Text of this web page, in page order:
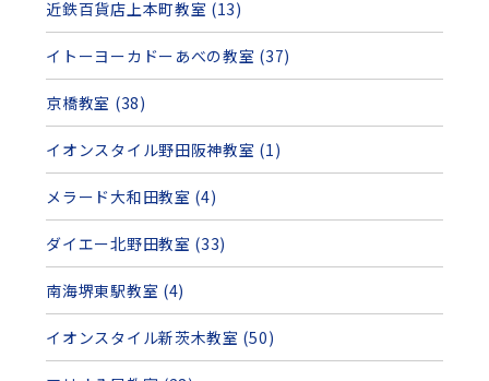
近鉄百貨店上本町教室 (13)
イトーヨーカドーあべの教室 (37)
京橋教室 (38)
イオンスタイル野田阪神教室 (1)
メラード大和田教室 (4)
ダイエー北野田教室 (33)
南海堺東駅教室 (4)
イオンスタイル新茨木教室 (50)